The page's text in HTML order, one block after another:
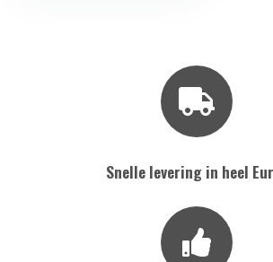
Snelle levering in heel